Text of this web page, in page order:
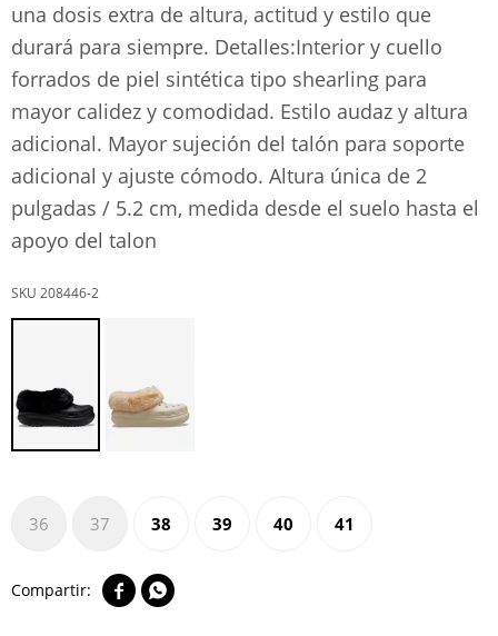
una dosis extra de altura, actitud y estilo que
durará para siempre. Detalles:Interior y cuello
forrados de piel sintética tipo shearling para
mayor calidez y comodidad. Estilo audaz y altura
adicional. Mayor sujeción del talón para soporte
adicional y ajuste cómodo. Altura única de 2
pulgadas / 5.2 cm, medida desde el suelo hasta el
apoyo del talon
208446-2
36 37 38 39 40 41
 